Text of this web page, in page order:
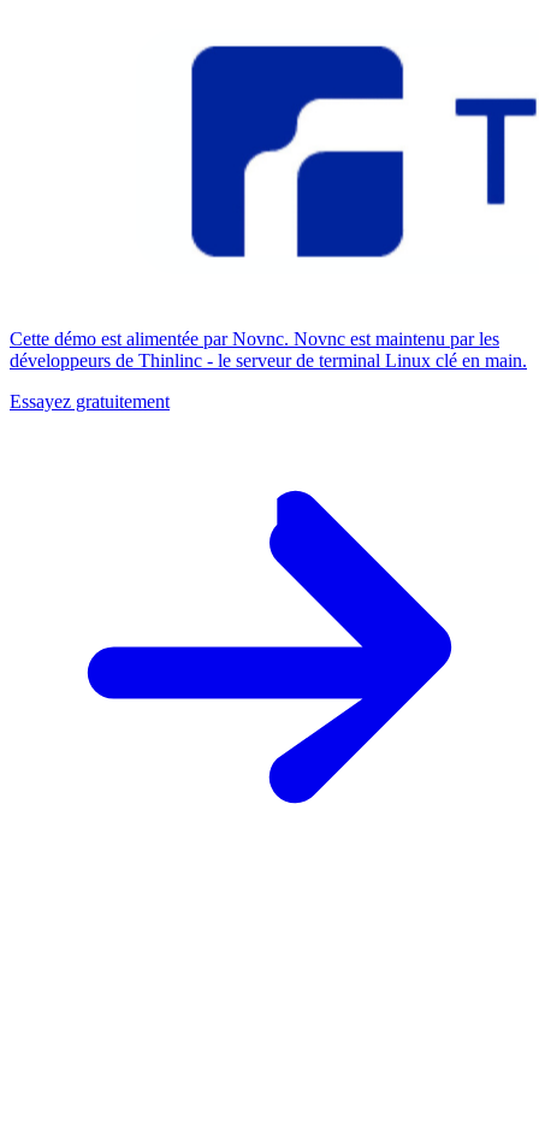
Cette démo est alimentée par Novnc. Novnc est maintenu par les
développeurs de Thinlinc - le serveur de terminal Linux clé en main.
Essayez gratuitement